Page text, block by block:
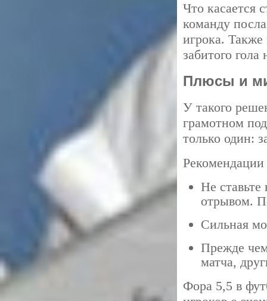
Что касается
команду
игрока.
забитого
Плюсы и
У такого
грамотном
только один:
Рекомендации
Не
отрывом.
Сильная
Прежде
матча,
Фора 5,5 в